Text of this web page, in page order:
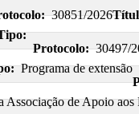
30851/2026
Protocolo: 30497/
Programa de extensão
de Apoio aos